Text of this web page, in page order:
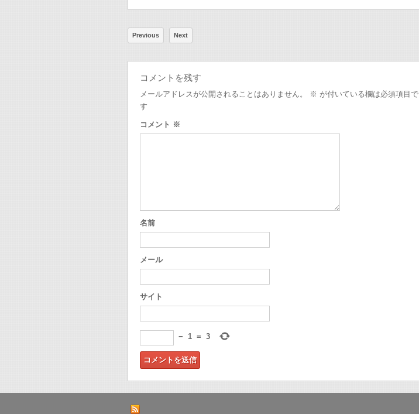
Previous Next
コメントを残す
メールアドレスが公開されることはありません。 ※ が付いている欄は必須項目で
す
コメント ※
名前
メール
サイト
− 1 = 3